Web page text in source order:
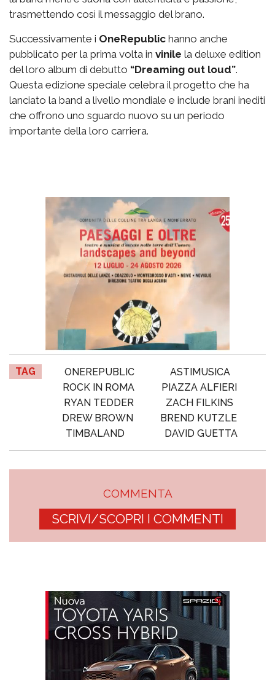
trasmettendo così il messaggio del brano.
Successivamente i OneRepublic hanno anche
pubblicato per la prima volta in vinile la deluxe edition
del loro album di debutto “Dreaming out loud”.
Questa edizione speciale celebra il progetto che ha
lanciato la band a livello mondiale e include brani inediti
che offrono uno sguardo nuovo su un periodo
importante della loro carriera.
TAG ONEREPUBLIC
ASTIMUSICA
ROCK IN ROMA
PIAZZA ALFIERI
RYAN TEDDER
ZACH FILKINS
DREW BROWN
BREND KUTZLE
TIMBALAND
DAVID GUETTA
COMMENTA
SCRIVI/SCOPRI I COMMENTI